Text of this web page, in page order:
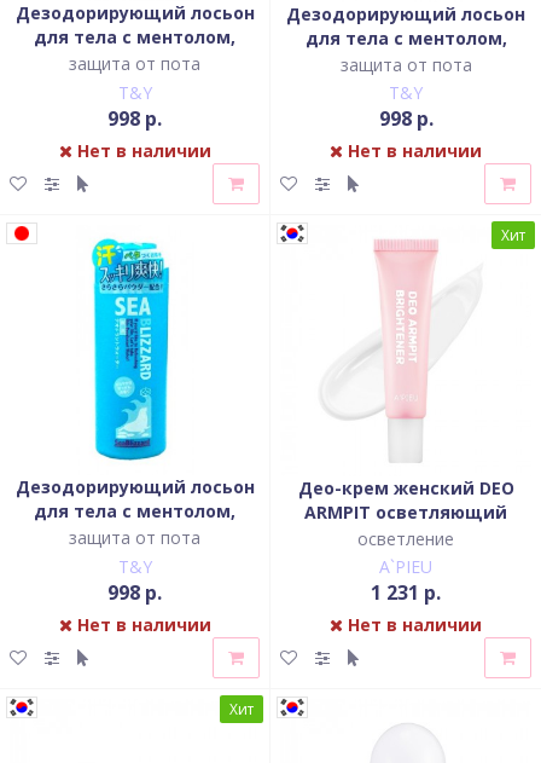
Дезодорирующий лосьон
для тела с ментолом,
настойкой имбиря,
экстрактами
низкорослого бамбука и
чая
защита от пота
T&Y
998 р.
Нет в наличии
Дезодорирующий лосьон
для тела с ментолом,
настойкой имбиря,
экстрактами чая и
низкорослого бамбука
защита от пота
T&Y
998 р.
Нет в наличии
Дезодорирующий лосьон
для тела с ментолом,
настойкой имбиря,
экстрактами чая,
низкорослого бамбука
защита от пота
T&Y
998 р.
Нет в наличии
Хит
Део-крем женский DEO
ARMPIT осветляющий
осветление
A`PIEU
1 231 р.
Нет в наличии
Хит